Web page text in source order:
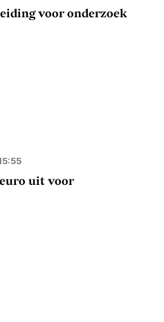
voor onderzoek
uit voor